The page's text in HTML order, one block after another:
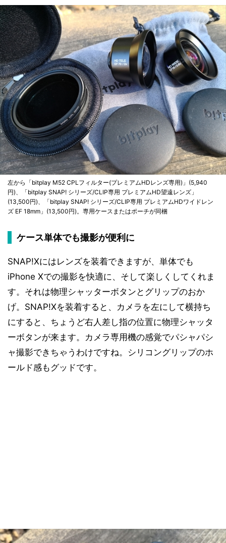
左から「bitplay M52 CPLフィルター(プレミアムHDレンズ専用)」(5,940
円)、「bitplay SNAP! シリーズ/CLIP専用 プレミアムHD望遠レンズ」
(13,500円)、「bitplay SNAP! シリーズ/CLIP専用 プレミアムHDワイドレン
ズ EF 18mm」(13,500円)。専用ケースまたはポーチが同梱
ケース単体でも撮影が便利に
SNAP!Xにはレンズを装着できますが、単体でも
iPhone Xでの撮影を快適に、そして楽しくしてくれま
す。それは物理シャッターボタンとグリップのおか
げ。SNAP!Xを装着すると、カメラを左にして横持ち
にすると、ちょうど右人差し指の位置に物理シャッタ
ーボタンが来ます。カメラ専用機の感覚でパシャパシ
ャ撮影できちゃうわけですね。シリコングリップのホ
ールド感もグッドです。